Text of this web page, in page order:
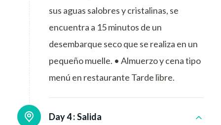
sus aguas salobres y cristalinas, se
encuentra a 15 minutos de un
desembarque seco que se realiza en un
pequeño muelle. • Almuerzo y cena tipo
menú en restaurante Tarde libre.
Day 4 :Salida